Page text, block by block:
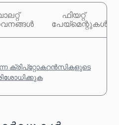
ഫിയറ്റ്
പേയ്‌മെന്റുകൾ
ക്രിപ്‌റ്റോകറൻസികളുടെ